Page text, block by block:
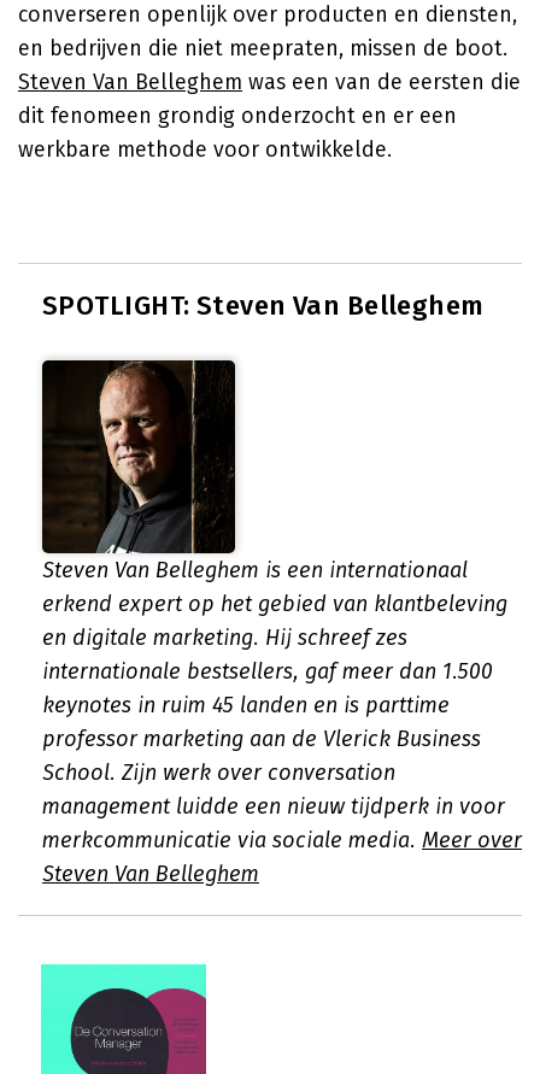
converseren openlijk over producten en diensten,
en bedrijven die niet meepraten, missen de boot.
Steven Van Belleghem was een van de eersten die
dit fenomeen grondig onderzocht en er een
werkbare methode voor ontwikkelde.
SPOTLIGHT: Steven Van Belleghem
Steven Van Belleghem is een internationaal
erkend expert op het gebied van klantbeleving
en digitale marketing. Hij schreef zes
internationale bestsellers, gaf meer dan 1.500
keynotes in ruim 45 landen en is parttime
professor marketing aan de Vlerick Business
School. Zijn werk over conversation
management luidde een nieuw tijdperk in voor
merkcommunicatie via sociale media. Meer over
Steven Van Belleghem